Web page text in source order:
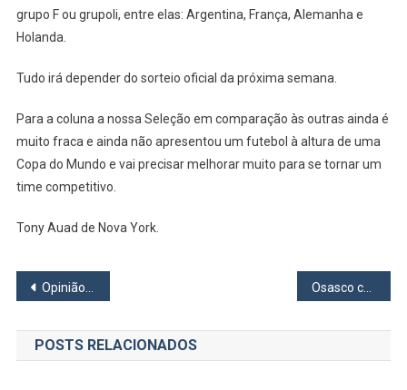
grupo F ou grupoIi, entre elas: Argentina, França, Alemanha e
Holanda.
Tudo irá depender do sorteio oficial da próxima semana.
Para a coluna a nossa Seleção em comparação às outras ainda é
muito fraca e ainda não apresentou um futebol à altura de uma
Copa do Mundo e vai precisar melhorar muito para se tornar um
time competitivo.
Tony Auad de Nova York.
Navegação
de
Post
Opinião: Ame o consumidor ou mude de negócio
POSTS RELACIONADOS